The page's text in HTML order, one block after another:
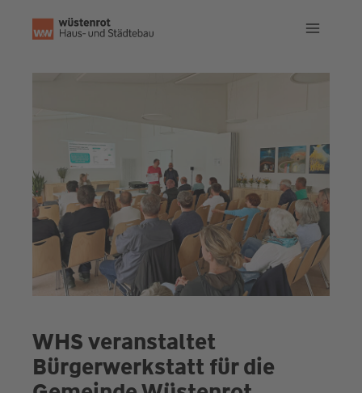
Inhalt
WHS veranstaltet
Bürgerwerkstatt für die